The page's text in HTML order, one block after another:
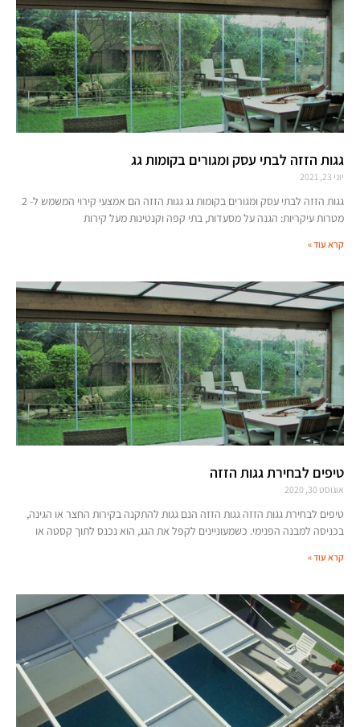
גגות הזזה לבתי עסק ומגורים בקומות גג
יוני 23, 2021
גגות הזזה לבתי עסק ומגורים בקומות גג גגות הזזה הם אמצעי קירוי המשמש ל- 2
מטרות עיקריות: הגנה על מסעדות, בתי קפה וקנטינות מעל קירות
קרא עוד »
טיפים לבחירת גגות הזזה
אוגוסט 30, 2020
טיפים לבחירת גגות הזזה גגות הזזה הנם גגות להתקנה בקירות החצר או הגינה,
בכניסה למבנה הפנימי. כשמעוניינים לקפל את הגג, הוא נכנס לתוך קסטה או
קרא עוד »